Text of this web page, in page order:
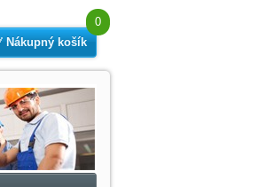
0
Nákupný košík